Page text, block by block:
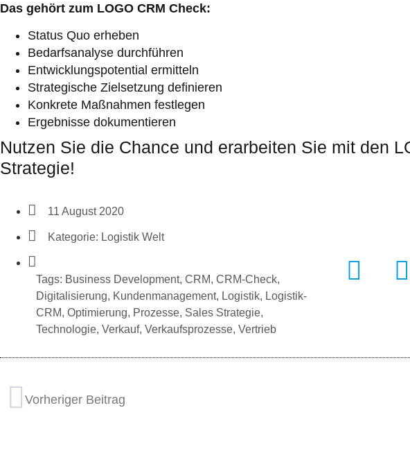
Das gehört zum LOGO CRM Check:
Status Quo erheben
Bedarfsanalyse durchführen
Entwicklungspotential ermitteln
Strategische Zielsetzung definieren
Konkrete Maßnahmen festlegen
Ergebnisse dokumentieren
Nutzen Sie die Chance und erarbeiten Sie mit den
Strategie!
11 August 2020
Kategorie: Logistik Welt
Tags: Business Development, CRM, CRM-Check,
Digitalisierung, Kundenmanagement, Logistik, Logistik-
CRM, Optimierung, Prozesse, Sales Strategie,
Technologie, Verkauf, Verkaufsprozesse, Vertrieb
Vorheriger Beitrag